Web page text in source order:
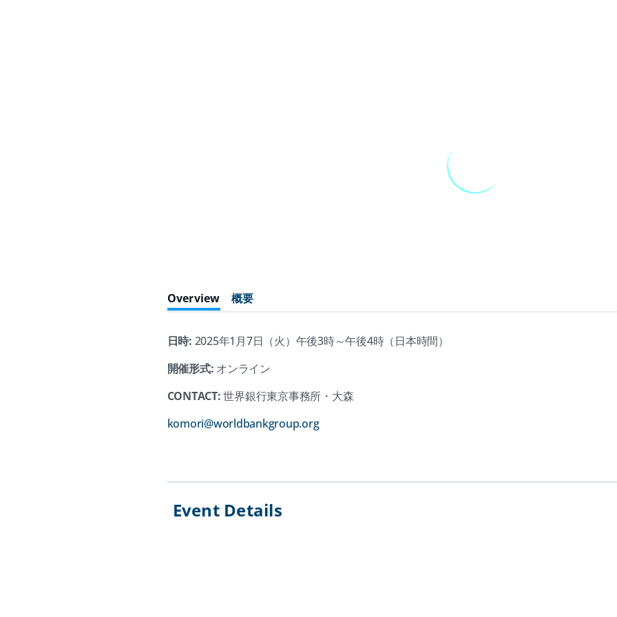
Overview 概要
日時: 2025年1月7日（火）午後3時～午後4時（日本時間）
開催形式: オンライン
CONTACT:世界銀行東京事務所・大森
komori@worldbankgroup.org(opens
Event Details